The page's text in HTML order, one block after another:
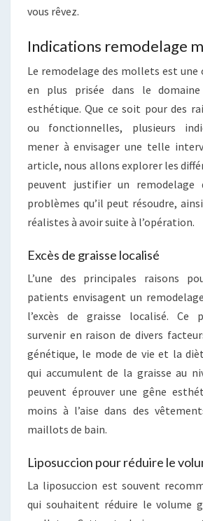
vous rêvez.
Indications remodelage
Le remodelage des mollets est une
en plus prisée dans le
esthétique. Que ce soit pour des
ou fonctionnelles, plusieurs
mener à envisager une telle
article, nous allons explorer les
peuvent justifier un remodelage
problèmes qu’il peut résoudre,
réalistes à avoir suite à l’opération.
Excès de graisse localisé
L’une des principales raisons
patients envisagent un
l’excès de graisse localisé. Ce
survenir en raison de divers
génétique, le mode de vie et la
qui accumulent de la graisse au
peuvent éprouver une gêne
moins à l’aise dans des
maillots de bain.
Liposuccion pour réduire le
La liposuccion est souvent
qui souhaitent réduire le volume